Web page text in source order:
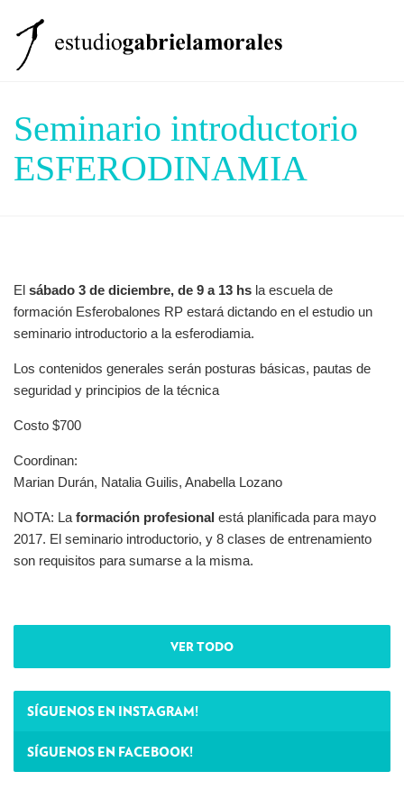
Formación
Contacto
Seminario introductorio
ESFERODINAMIA
El sábado 3 de diciembre, de 9 a 13 hs la escuela de
formación Esferobalones RP estará dictando en el estudio un
seminario introductorio a la esferodiamia.
Los contenidos generales serán posturas básicas, pautas de
seguridad y principios de la técnica
Costo $700
Coordinan:
Marian Durán, Natalia Guilis, Anabella Lozano
NOTA: La formación profesional está planificada para mayo
2017. El seminario introductorio, y 8 clases de entrenamiento
son requisitos para sumarse a la misma.
VER TODO
SÍGUENOS EN INSTAGRAM!
SÍGUENOS EN FACEBOOK!